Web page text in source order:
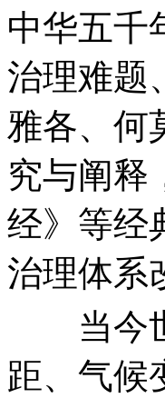
中华五千
治理难题
雅各、何
究与阐释
经》等经
治理体系
当今世
距、气候